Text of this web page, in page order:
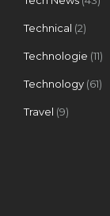
Technical (2)
Technologie (11)
Technology (61)
Travel (9)